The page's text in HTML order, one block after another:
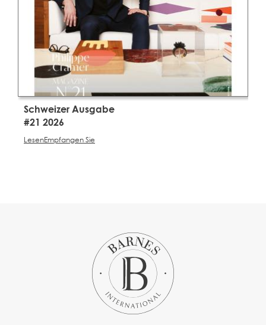
Schweizer Ausgabe
#21 2026
LesenEmpfangen Sie